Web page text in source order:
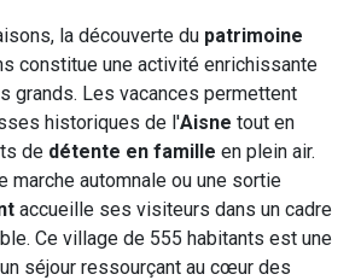
la découverte du patrimoine
constitue une activité enrichissante
grands. Les vacances permettent
historiques de l'Aisne tout en
de détente en famille en plein air.
marche automnale ou une sortie
accueille ses visiteurs dans un cadre
Ce village de 555 habitants est une
séjour ressourçant au cœur des